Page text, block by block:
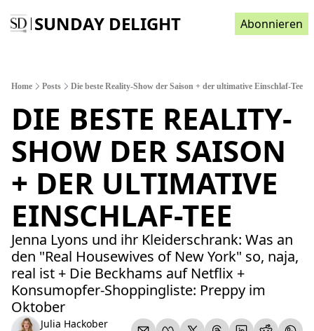
SUNDAY DELIGHT Abonnieren
Home Posts Die beste Reality-Show der Saison + der ultimative Einschlaf-Tee
DIE BESTE REALITY-
SHOW DER SAISON
+ DER ULTIMATIVE
EINSCHLAF-TEE
Jenna Lyons und ihr Kleiderschrank: Was an
den "Real Housewives of New York" so, naja,
real ist + Die Beckhams auf Netflix +
Konsumopfer-Shoppingliste: Preppy im
Oktober
Julia Hackober